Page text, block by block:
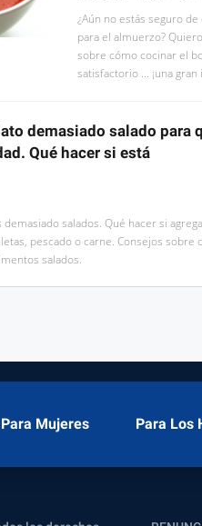
¿Aún no estás seguro
para el almuerzo?
sobre cómo cocinar el
satisfactorio ... ¡una
demasiado salado para
Qué hacer si está
salados. Qué hacer si agrega
pescado o carne. Consejos sobre
salados.
Para Mujeres Para Los